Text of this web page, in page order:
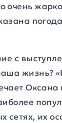
очень
с
жизнь?
Оксана
сетях, их